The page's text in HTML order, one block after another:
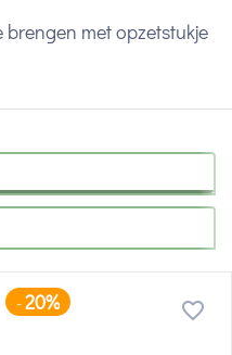
met opzetstukje
-20%